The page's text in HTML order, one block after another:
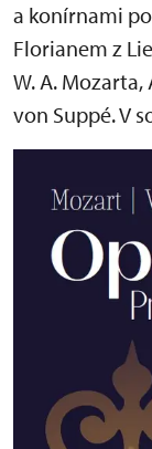
a konírnami
Florianem z
W. A. Mozarta,
von Suppé. V